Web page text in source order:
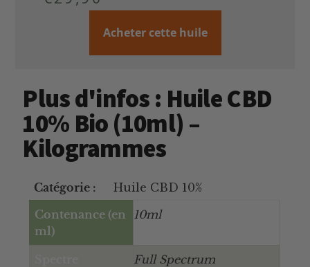
Acheter cette huile
Plus d'infos : Huile CBD
10% Bio (10ml) –
Kilogrammes
Catégorie :
Huile CBD 10%
Contenance (en
ml)
10ml
Full Spectrum